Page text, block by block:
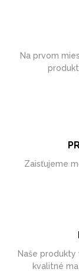
Na prvom
Zaisťujeme
Naše produkty
kvalitné